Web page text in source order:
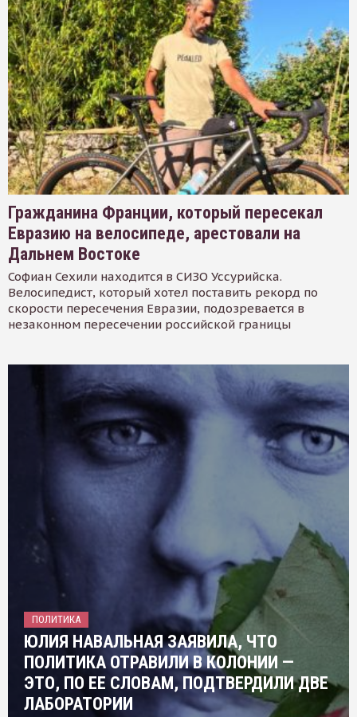
Гражданина Франции, который пересекал
Евразию на велосипеде, арестовали на
Дальнем Востоке
Софиан Сехили находится в СИЗО Уссурийска.
Велосипедист, который хотел поставить рекорд по
скорости пересечения Евразии, подозревается в
незаконном пересечении российской границы
ПОЛИТИКА
ЮЛИЯ НАВАЛЬНАЯ ЗАЯВИЛА, ЧТО
ПОЛИТИКА ОТРАВИЛИ В КОЛОНИИ —
ЭТО, ПО ЕЕ СЛОВАМ, ПОДТВЕРДИЛИ ДВЕ
ЛАБОРАТОРИИ